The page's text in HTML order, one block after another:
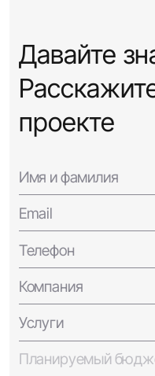
Давайте
проекте
Имя и фамилия
Email
Телефон
Компания
Услуги
Планируемый